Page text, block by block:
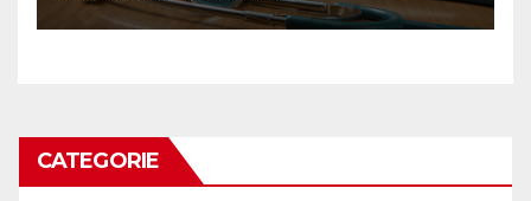
CATEGORIE